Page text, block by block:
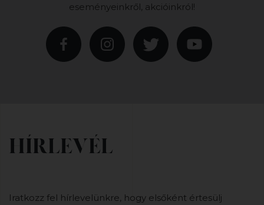
eseményeinkről, akcióinkról!
HÍRLEVÉL
Iratkozz fel hírlevelünkre, hogy elsőként értesülj